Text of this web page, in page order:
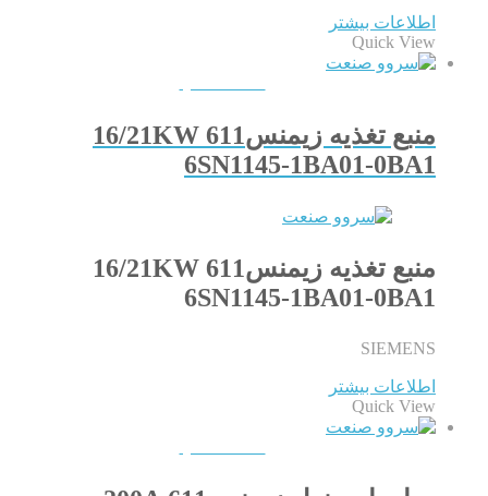
اطلاعات بیشتر
Quick View
منبع تغذیه زیمنس611 16/21KW
6SN1145-1BA01-0BA1
منبع تغذیه زیمنس611 16/21KW
6SN1145-1BA01-0BA1
SIEMENS
اطلاعات بیشتر
Quick View